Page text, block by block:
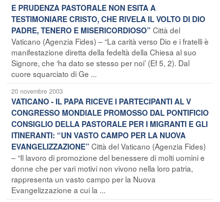
E PRUDENZA PASTORALE NON ESITA A
TESTIMONIARE CRISTO, CHE RIVELA IL VOLTO DI DIO
PADRE, TENERO E MISERICORDIOSO” Città del
Vaticano (Agenzia Fides) – “La carità verso Dio e i fratelli è
manifestazione diretta della fedeltà della Chiesa al suo
Signore, che ‘ha dato se stesso per noi’ (Ef 5, 2). Dal
cuore squarciato di Ge ...
20 novembre 2003
VATICANO - IL PAPA RICEVE I PARTECIPANTI AL V
CONGRESSO MONDIALE PROMOSSO DAL PONTIFICIO
CONSIGLIO DELLA PASTORALE PER I MIGRANTI E GLI
ITINERANTI: “UN VASTO CAMPO PER LA NUOVA
EVANGELIZZAZIONE” Città del Vaticano (Agenzia Fides)
– “Il lavoro di promozione del benessere di molti uomini e
donne che per vari motivi non vivono nella loro patria,
rappresenta un vasto campo per la Nuova
Evangelizzazione a cui la ...